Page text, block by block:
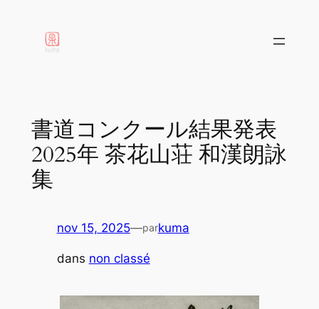
contenu
書道コンクール結果発表
2025年 茶花山荘 和漢朗詠
集
nov 15, 2025—parkuma
dans non classé